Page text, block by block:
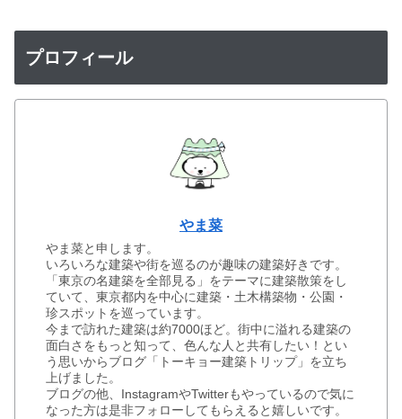
プロフィール
やま菜
やま菜と申します。
いろいろな建築や街を巡るのが趣味の建築好きです。
「東京の名建築を全部見る」をテーマに建築散策をし
ていて、東京都内を中心に建築・土木構築物・公園・
珍スポットを巡っています。
今まで訪れた建築は約7000ほど。街中に溢れる建築の
面白さをもっと知って、色んな人と共有したい！とい
う思いからブログ「トーキョー建築トリップ」を立ち
上げました。
ブログの他、InstagramやTwitterもやっているので気に
なった方は是非フォローしてもらえると嬉しいです。